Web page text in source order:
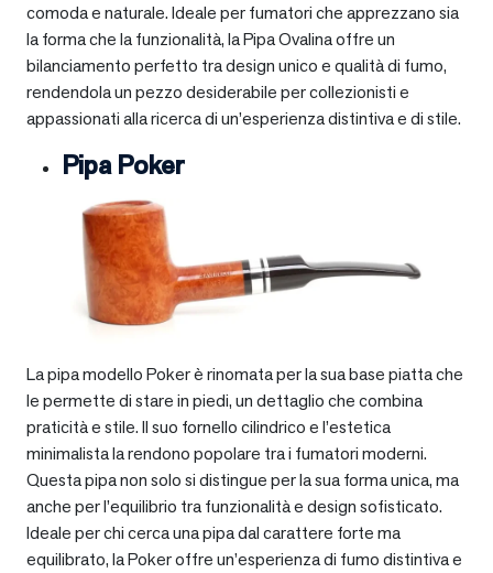
comoda e naturale. Ideale per fumatori che apprezzano sia
la forma che la funzionalità, la Pipa Ovalina offre un
bilanciamento perfetto tra design unico e qualità di fumo,
rendendola un pezzo desiderabile per collezionisti e
appassionati alla ricerca di un’esperienza distintiva e di stile.
Pipa Poker
La pipa modello Poker è rinomata per la sua base piatta che
le permette di stare in piedi, un dettaglio che combina
praticità e stile. Il suo fornello cilindrico e l’estetica
minimalista la rendono popolare tra i fumatori moderni.
Questa pipa non solo si distingue per la sua forma unica, ma
anche per l’equilibrio tra funzionalità e design sofisticato.
Ideale per chi cerca una pipa dal carattere forte ma
equilibrato, la Poker offre un’esperienza di fumo distintiva e